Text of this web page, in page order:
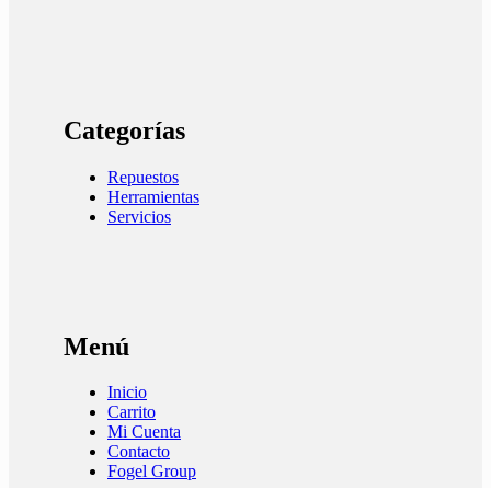
Categorías
Repuestos
Herramientas
Servicios
Menú
Inicio
Carrito
Mi Cuenta
Contacto
Fogel Group